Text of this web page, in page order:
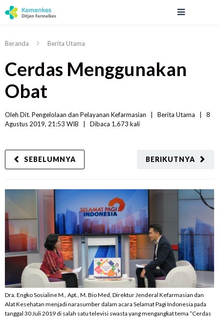
Beranda Berita Utama
Cerdas Menggunakan
Obat
Oleh Dit. Pengelolaan dan Pelayanan Kefarmasian Berita Utama
8
Agustus 2019, 21:53 WIB
Dibaca 1,673 kali
BERIKUTNYA
SEBELUMNYA
Dra. Engko Sosialine M., Apt., M. Bio Med, Direktur Jenderal Kefarmasian dan
Alat Kesehatan menjadi narasumber dalam acara Selamat Pagi Indonesia pada
tanggal 30 Juli 2019 di salah satu televisi swasta yang mengangkat tema “Cerdas